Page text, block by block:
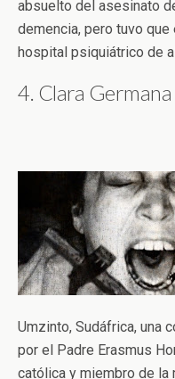
absuelto del asesinato
demencia, pero tuvo que
hospital psiquiátrico de
4. Clara Germana
Umzinto, Sudáfrica, una
por el Padre Erasmus
católica y miembro de la